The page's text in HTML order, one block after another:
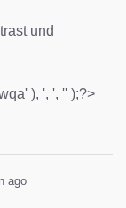
und
), ', ', '' );?>
ago